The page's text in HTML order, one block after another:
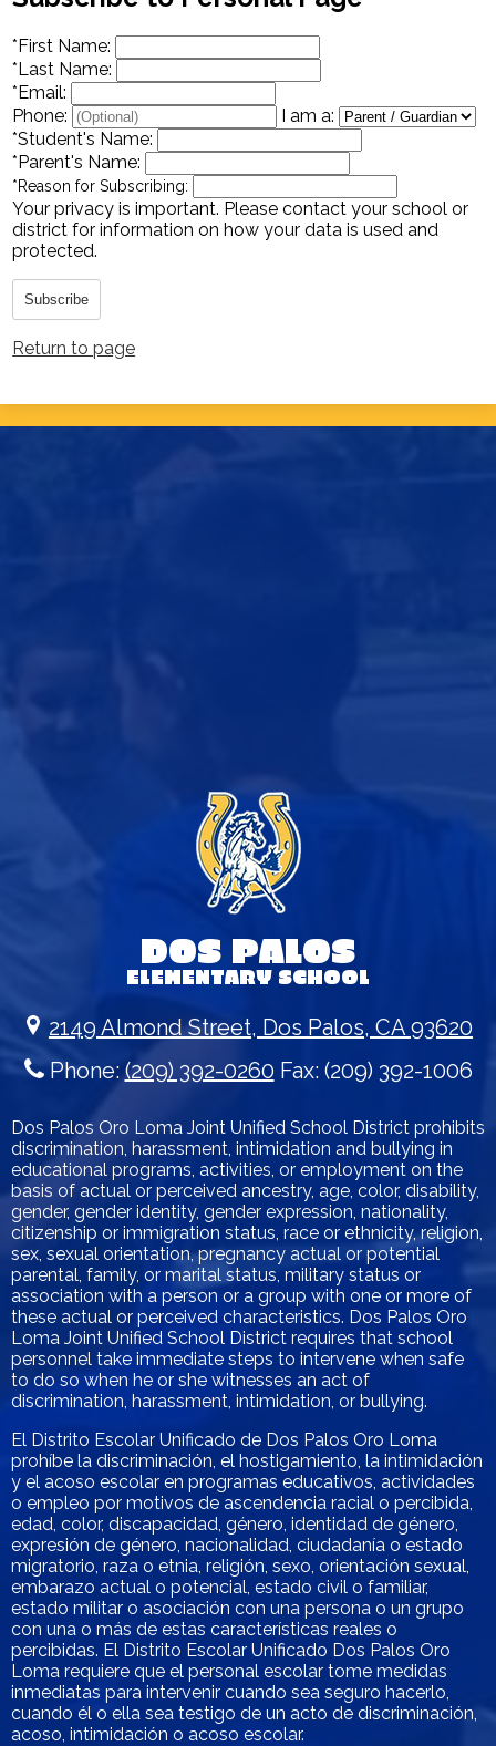
*First Name:
*Last Name:
*Email:
Phone:
I am a:
*Student's Name:
*Parent's Name:
*Reason for Subscribing:
Your privacy is important. Please contact your school or
district for information on how your data is used and
protected.
Subscribe
Return to page
DOS PALOS
ELEMENTARY SCHOOL
2149 Almond Street, Dos Palos, CA 93620
Phone: (209) 392-0260 Fax: (209) 392-1006
Dos Palos Oro Loma Joint Unified School District prohibits
discrimination, harassment, intimidation and bullying in
educational programs, activities, or employment on the
basis of actual or perceived ancestry, age, color, disability,
gender, gender identity, gender expression, nationality,
citizenship or immigration status, race or ethnicity, religion,
sex, sexual orientation, pregnancy actual or potential
parental, family, or marital status, military status or
association with a person or a group with one or more of
these actual or perceived characteristics. Dos Palos Oro
Loma Joint Unified School District requires that school
personnel take immediate steps to intervene when safe
to do so when he or she witnesses an act of
discrimination, harassment, intimidation, or bullying.
El Distrito Escolar Unificado de Dos Palos Oro Loma
prohíbe la discriminación, el hostigamiento, la intimidación
y el acoso escolar en programas educativos, actividades
o empleo por motivos de ascendencia racial o percibida,
edad, color, discapacidad, género, identidad de género,
expresión de género, nacionalidad, ciudadanía o estado
migratorio, raza o etnia, religión, sexo, orientación sexual,
embarazo actual o potencial, estado civil o familiar,
estado militar o asociación con una persona o un grupo
con una o más de estas características reales o
percibidas. El Distrito Escolar Unificado Dos Palos Oro
Loma requiere que el personal escolar tome medidas
inmediatas para intervenir cuando sea seguro hacerlo,
cuando él o ella sea testigo de un acto de discriminación,
acoso, intimidación o acoso escolar.